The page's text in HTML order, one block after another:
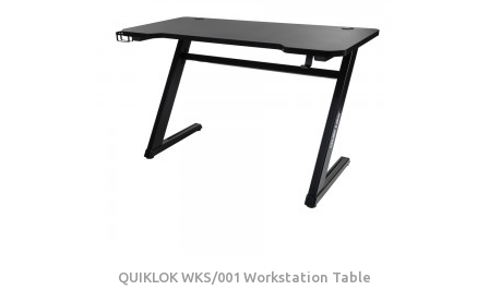
QUIKLOK WKS/001 Workstation Table